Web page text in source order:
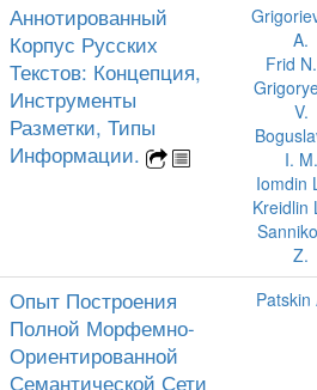
Аннотированный
Корпус Русских
Текстов: Концепция,
Инструменты
Разметки, Типы
Информации.
A.
Frid
V.
I. M.
Iomdin
Kreidlin
Z.
Опыт Построения
Полной Морфемно-
Ориентированной
Семантической Сети
Patskin